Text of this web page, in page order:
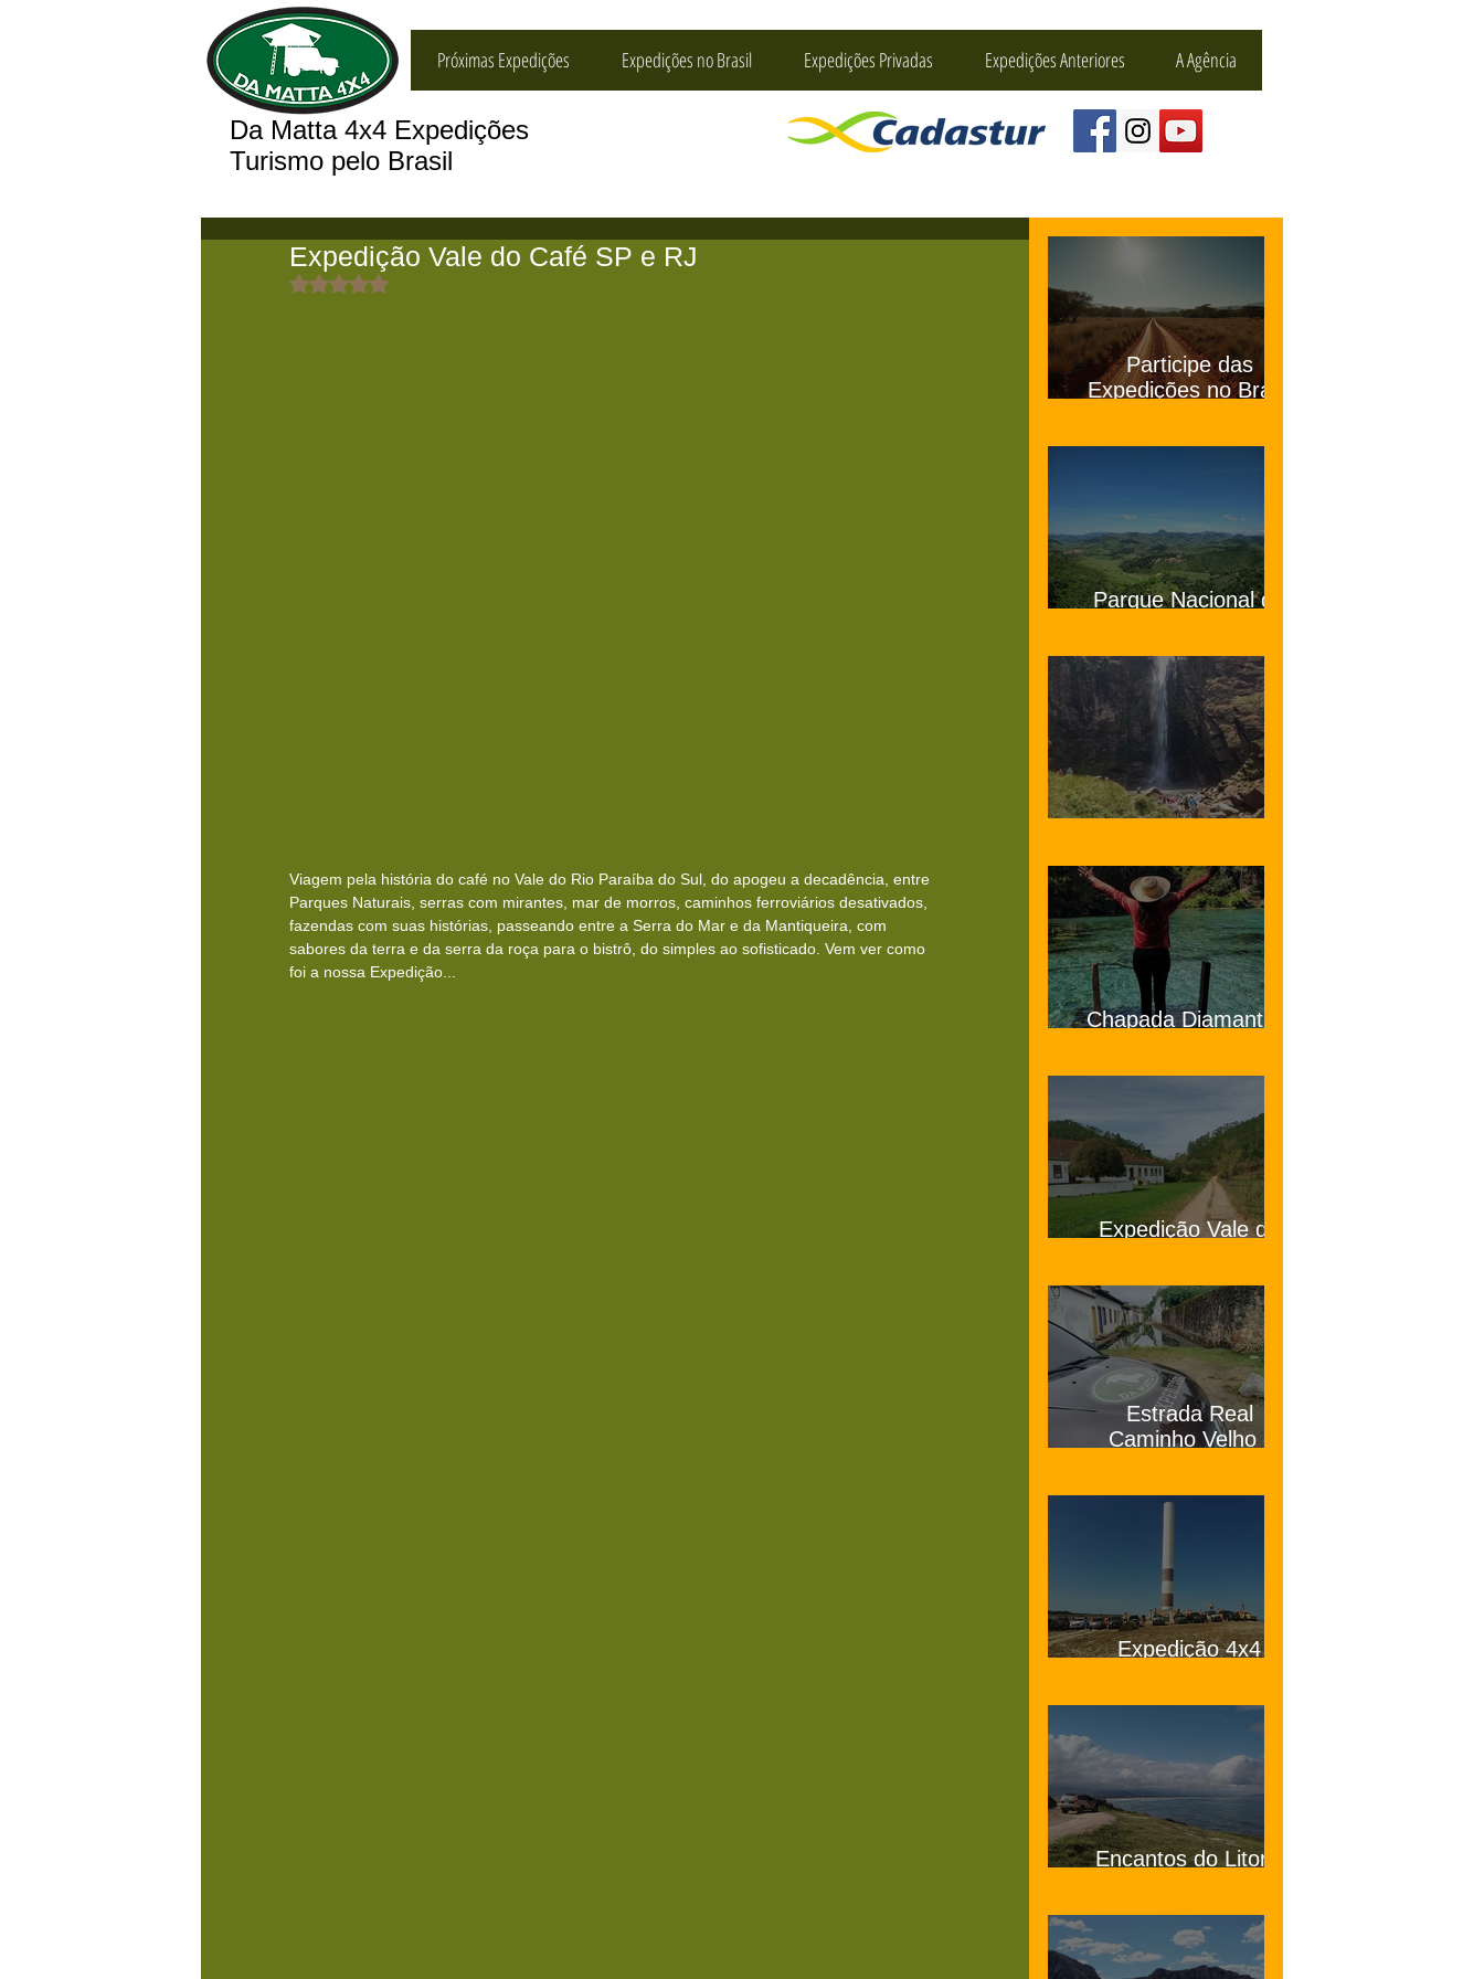
Próximas Expedições Expedições no Brasil Expedições Privadas Expedições Anteriores A Agência
Da Matta 4x4 Expedições
Turismo pelo Brasil
Expedição Vale do Café SP e RJ
Avaliado com NaN de 5 estrelas.
Viagem pela história do café no Vale do Rio Paraíba do Sul, do apogeu a decadência, entre
Parques Naturais, serras com mirantes, mar de morros, caminhos ferroviários desativados,
fazendas com suas histórias, passeando entre a Serra do Mar e da Mantiqueira, com
sabores da terra e da serra da roça para o bistrô, do simples ao sofisticado. Vem ver como
foi a nossa Expedição...
Participe das
Expedições no Brasil
Parque Nacional do
Chapada Diamantina
Expedição Vale do
Estrada Real
Caminho Velho -
Expedição 4x4
Encantos do Litoral